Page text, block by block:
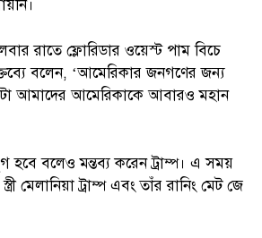
রাতে ফ্লোরিডার ওয়েস্ট পাম বিচে
বলেন, ‘আমেরিকার জনগণের জন্য
আমাদের আমেরিকাকে আবারও মহান
হবে বলেও মন্তব্য করেন ট্রাম্প। এ সময়
মেলানিয়া ট্রাম্প এবং তাঁর রানিং মেট জে